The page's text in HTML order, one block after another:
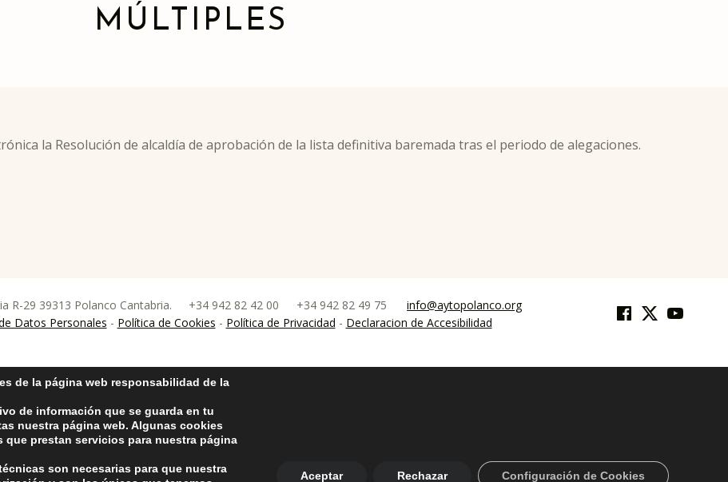
MÚLTIPLES
la Resolución de alcaldía de aprobación de la lista definitiva baremada tras el periodo de alegaciones.
R-29 39313 Polanco Cantabria. +34 942 82 42 00 +34 942 82 49 75
info@aytopolanco.org
Datos Personales - Política de Cookies - Política de Privacidad - Declaracion de Accesibilidad
Facebook
TwitterYouTube
de la página web responsabilidad de la
de información que se guarda en tu
nuestra página web. Algunas cookies
que prestan servicios para nuestra página
son necesarias para que nuestra
Aceptar Rechazar Configuración de Cookies